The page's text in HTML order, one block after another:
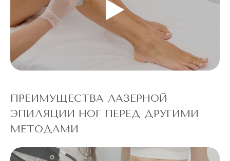
ПРЕИМУЩЕСТВА ЛАЗЕРНОЙ
ЭПИЛЯЦИИ НОГ ПЕРЕД ДРУГИМИ
МЕТОДАМИ